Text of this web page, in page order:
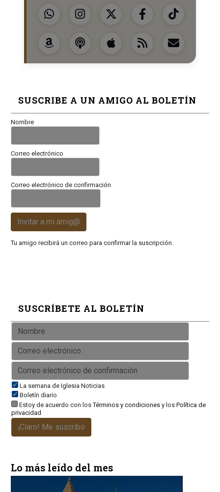
SUSCRIBE A UN AMIGO AL BOLETÍN
Nombre
Correo electrónico
Correo electrónico de confirmación
Invitar a mi amig@
Tu amigo recibirá un correo para confirmar la suscripción.
SUSCRÍBETE AL BOLETÍN
La semana de Iglesia Noticias
Boletín diario
Estoy de acuerdo con losTérminos y condicionesy los Política de
privacidad
¡Claro! Me suscribo
Lo más leído del mes